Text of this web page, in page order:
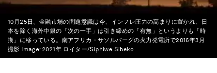
10月25日、金融市場の問題意識は今、インフレ圧力の高まりに置かれ、日
本を除く海外中銀の「次の一手」は引き締めの「有無」というよりも「時
期」に移っている。南アフリカ・サソルバーグの火力発電所で2016年3月
撮影
Image:2021年 ロイター/Siphiwe Sibeko